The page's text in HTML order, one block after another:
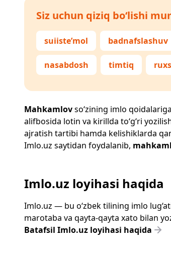
Siz uchun qiziq bo‘lishi
suiiste’mol badnafslashuv
nasabdosh timtiq
Mahkamlovso‘zining imlo
alifbosida lotin va kirillda to‘g‘ri
ajratish tartibi hamda kelishiklarda
Imlo.uz saytidan foydalanib,
Imlo.uz loyihasi haqida
Imlo.uz — bu o‘zbek tilining imlo
marotaba va qayta-qayta xato bilan
Batafsil Imlo.uz loyihasi haqida